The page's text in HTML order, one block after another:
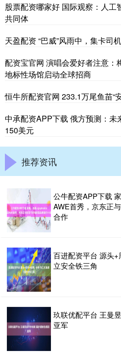
股票配资哪家好 国际观察：人工
共同体
天盈配资 “巴威”风雨中，集卡司
配资宝官网 演唱会爱好者注意
地标性场馆启动全球招商
恒牛所配资官网 233.1万尾鱼苗“
中承配资APP下载 俄方预测：未
150美元
推荐资讯
公牛配资APP下载
AWE首秀，京东正
合作
百进配资平台 源头
立安全铁三角
玖联优配平台 王曼
亚军